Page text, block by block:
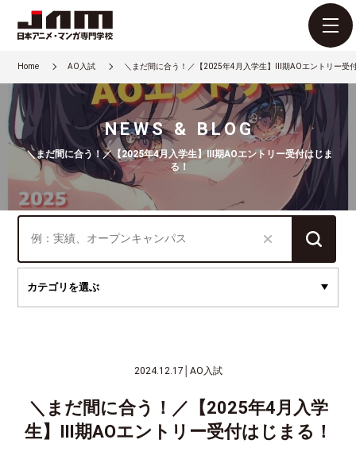
Home AO入試 ＼まだ間に合う！／【2025年4月入学生】Ⅲ期AOエントリー受
NEWS & BLOG
＼まだ間に合う！／【2025年4月入学生】Ⅲ期AOエントリー受付はじま
る！
2024.12.17 AO入試
＼まだ間に合う！／【2025年4月入学
生】Ⅲ期AOエントリー受付はじまる！